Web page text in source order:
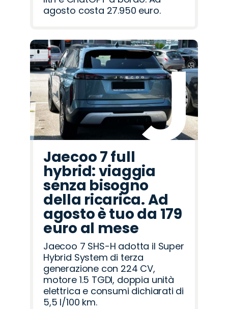
agosto costa 27.950 euro.
Jaecoo 7 full
hybrid: viaggia
senza bisogno
della ricarica. Ad
agosto è tuo da 179
euro al mese
Jaecoo 7 SHS-H adotta il Super
Hybrid System di terza
generazione con 224 CV,
motore 1.5 TGDI, doppia unità
elettrica e consumi dichiarati di
5,5 l/100 km.